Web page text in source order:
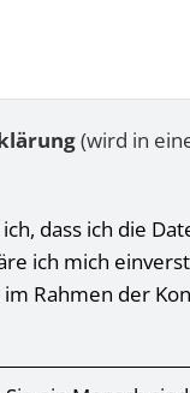
(wird in
dass ich die
ich mich
Rahmen der